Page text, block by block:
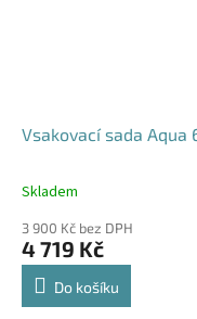
Vsakovací sada Aqua
Průměrné
produktu
je
5,0
Skladem
3 900 Kč bez DPH
4 719 Kč
Do košíku